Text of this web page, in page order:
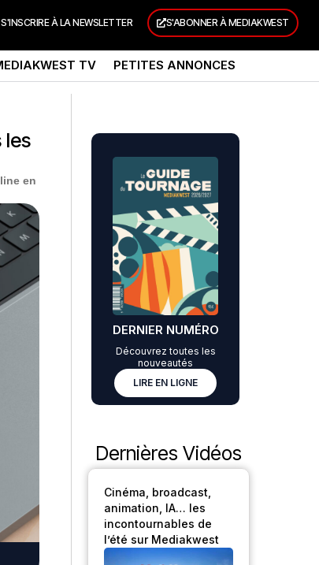
S'INSCRIRE À LA NEWSLETTER S'ABONNER À MEDIAKWEST
TV PETITES ANNONCES
les
en
DERNIER NUMÉRO
Découvrez toutes les
nouveautés
LIRE EN LIGNE
Dernières Vidéos
Cinéma, broadcast,
animation, IA… les
incontournables de
l’été sur Mediakwest